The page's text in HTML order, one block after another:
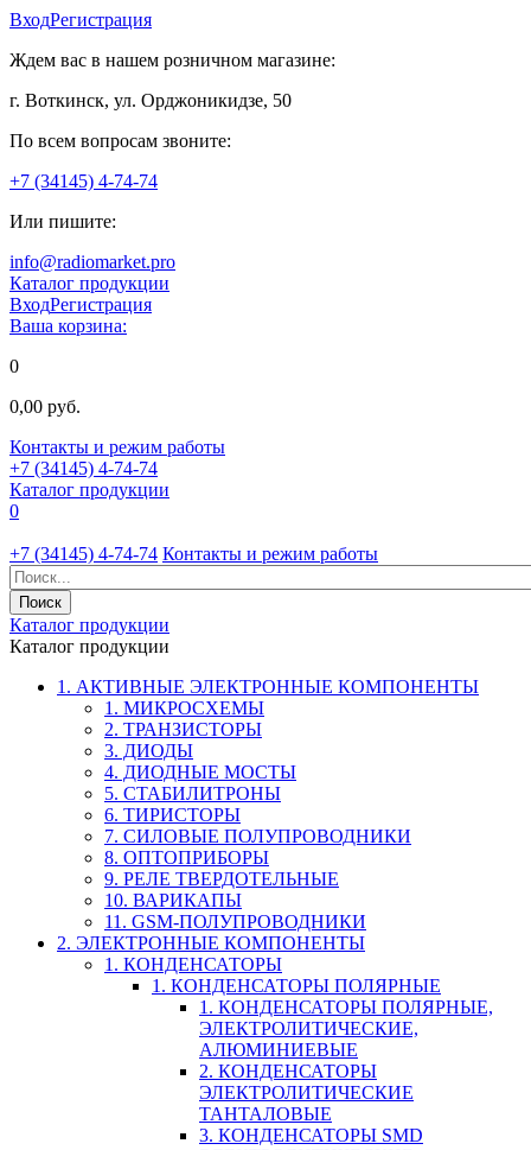
ВходРегистрация
Ждем вас в нашем розничном магазине:
г. Воткинск, ул. Орджоникидзе, 50
По всем вопросам звоните:
+7 (34145) 4-74-74
Или пишите:
info@radiomarket.pro
Каталог продукции
ВходРегистрация
Ваша корзина:
0
0,00 руб.
Контакты и режим работы
+7 (34145) 4-74-74
Каталог продукции
0
+7 (34145) 4-74-74 Контакты и режим работы
Каталог продукции
Каталог продукции
1. АКТИВНЫЕ ЭЛЕКТРОННЫЕ КОМПОНЕНТЫ
1. МИКРОСХЕМЫ
2. ТРАНЗИСТОРЫ
3. ДИОДЫ
4. ДИОДНЫЕ МОСТЫ
5. СТАБИЛИТРОНЫ
6. ТИРИСТОРЫ
7. СИЛОВЫЕ ПОЛУПРОВОДНИКИ
8. ОПТОПРИБОРЫ
9. РЕЛЕ ТВЕРДОТЕЛЬНЫЕ
10. ВАРИКАПЫ
11. GSM-ПОЛУПРОВОДНИКИ
2. ЭЛЕКТРОННЫЕ КОМПОНЕНТЫ
1. КОНДЕНСАТОРЫ
1. КОНДЕНСАТОРЫ ПОЛЯРНЫЕ
1. КОНДЕНСАТОРЫ ПОЛЯРНЫЕ,
ЭЛЕКТРОЛИТИЧЕСКИЕ,
АЛЮМИНИЕВЫЕ
2. КОНДЕНСАТОРЫ
ЭЛЕКТРОЛИТИЧЕСКИЕ
ТАНТАЛОВЫЕ
3. КОНДЕНСАТОРЫ SMD